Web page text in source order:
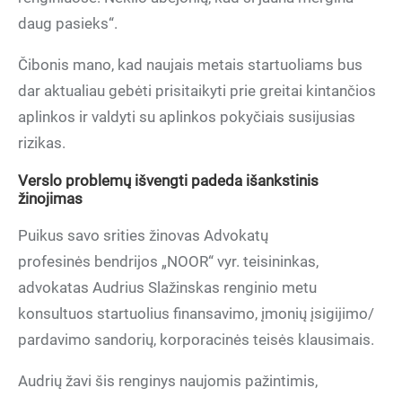
daug pasieks“.
Čibonis mano, kad naujais metais startuoliams bus
dar aktualiau gebėti prisitaikyti prie greitai kintančios
aplinkos ir valdyti su aplinkos pokyčiais susijusias
rizikas.
Verslo problemų išvengti padeda išankstinis
žinojimas
Puikus savo srities žinovas Advokatų
profesinės bendrijos „NOOR“ vyr. teisininkas,
advokatas Audrius Slažinskas renginio metu
konsultuos startuolius finansavimo, įmonių įsigijimo/
pardavimo sandorių, korporacinės teisės klausimais.
Audrių žavi šis renginys naujomis pažintimis,